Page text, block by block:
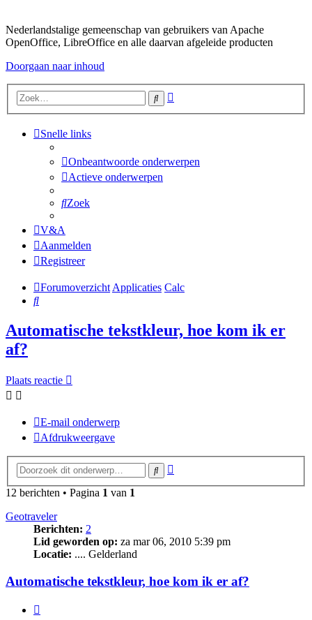
Nederlandstalige gemeenschap van gebruikers van Apache
OpenOffice, LibreOffice en alle daarvan afgeleide producten
Doorgaan naar inhoud
Zoek
Snelle links
Onbeantwoorde onderwerpen
Actieve onderwerpen
Zoek
V&A
Aanmelden
Registreer
Forumoverzicht Applicaties Calc
Zoek
Automatische tekstkleur, hoe kom ik er
af?
Plaats reactie
E-mail onderwerp
Afdrukweergave
Zoek
12 berichten • Pagina 1 van 1
Geotraveler
Berichten: 2
Lid geworden op: za mar 06, 2010 5:39 pm
Locatie: .... Gelderland
Automatische tekstkleur, hoe kom ik er af?